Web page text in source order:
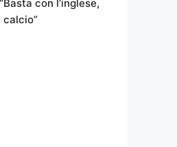
con l’inglese,
calcio”